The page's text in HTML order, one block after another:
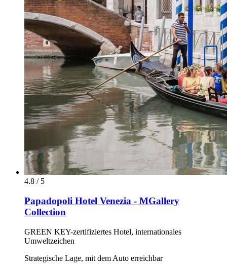
4.8 / 5
Papadopoli Hotel Venezia - MGallery
Collection
GREEN KEY-zertifiziertes Hotel, internationales
Umweltzeichen
Strategische Lage, mit dem Auto erreichbar